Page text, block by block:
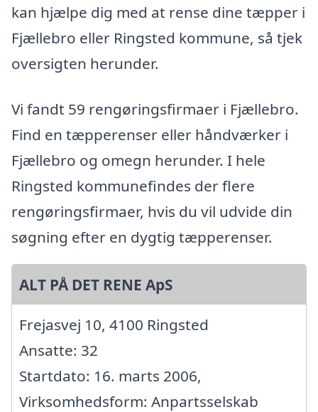
kan hjælpe dig med at rense dine tæpper i
Fjællebro eller Ringsted kommune, så tjek
oversigten herunder.
Vi fandt 59 rengøringsfirmaer i Fjællebro.
Find en tæpperenser eller håndværker i
Fjællebro og omegn herunder. I hele
Ringsted kommunefindes der flere
rengøringsfirmaer, hvis du vil udvide din
søgning efter en dygtig tæpperenser.
ALT PÅ DET RENE ApS
Frejasvej 10, 4100 Ringsted
Ansatte: 32
Startdato: 16. marts 2006,
Virksomhedsform: Anpartsselskab